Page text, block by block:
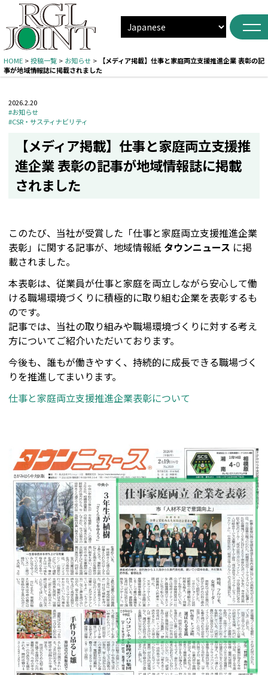
HOME>投稿一覧> お知らせ>
【メディア掲載】仕事と家庭両立支援推進企業 表彰の記
事が地域情報誌に掲載されました
2026.2.20
#お知らせ
#CSR・サスティナビリティ
【メディア掲載】仕事と家庭両立支援推
進企業 表彰の記事が地域情報誌に掲載
されました
このたび、当社が受賞した「仕事と家庭両立支援推進企業
表彰」に関する記事が、地域情報紙 タウンニュース に掲
載されました。
本表彰は、従業員が仕事と家庭を両立しながら安心して働
ける職場環境づくりに積極的に取り組む企業を表彰するも
のです。
記事では、当社の取り組みや職場環境づくりに対する考え
方についてご紹介いただいております。
今後も、誰もが働きやすく、持続的に成長できる職場づく
りを推進してまいります。
仕事と家庭両立支援推進企業表彰について